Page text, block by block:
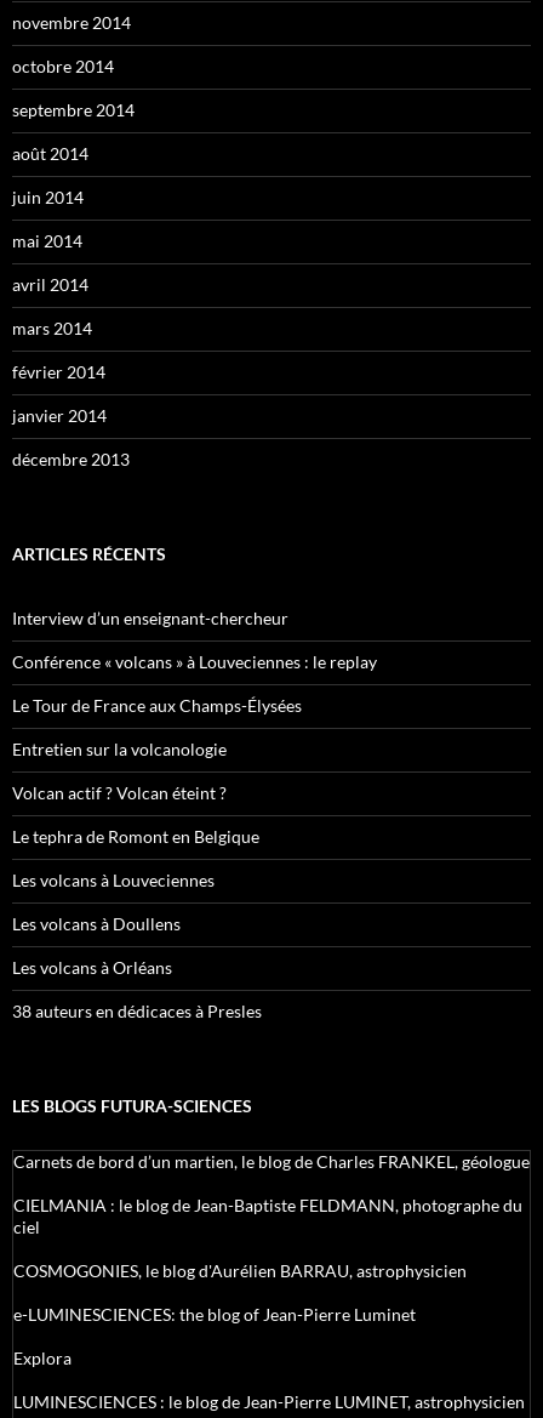
novembre 2014
octobre 2014
septembre 2014
août 2014
juin 2014
mai 2014
avril 2014
mars 2014
février 2014
janvier 2014
décembre 2013
ARTICLES RÉCENTS
Interview d’un enseignant-chercheur
Conférence « volcans » à Louveciennes : le replay
Le Tour de France aux Champs-Élysées
Entretien sur la volcanologie
Volcan actif ? Volcan éteint ?
Le tephra de Romont en Belgique
Les volcans à Louveciennes
Les volcans à Doullens
Les volcans à Orléans
38 auteurs en dédicaces à Presles
LES BLOGS FUTURA-SCIENCES
Carnets de bord d’un martien, le blog de Charles FRANKEL, géologue
CIELMANIA : le blog de Jean-Baptiste FELDMANN, photographe du
ciel
COSMOGONIES, le blog d'Aurélien BARRAU, astrophysicien
e-LUMINESCIENCES: the blog of Jean-Pierre Luminet
Explora
LUMINESCIENCES : le blog de Jean-Pierre LUMINET, astrophysicien